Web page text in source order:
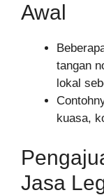
Awal
tangan
lokal
kuasa,
Jasa